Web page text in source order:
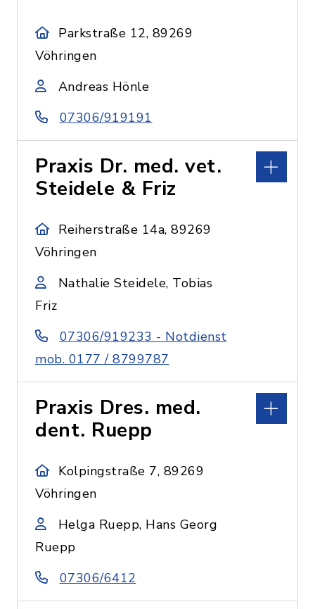
Parkstraße 12, 89269
Vöhringen
Andreas Hönle
07306/919191
Praxis Dr. med. vet.
Steidele & Friz
Reiherstraße 14a, 89269
Vöhringen
Nathalie Steidele, Tobias
Friz
07306/919233 - Notdienst
mob. 0177 / 8799787
Praxis Dres. med.
dent. Ruepp
Kolpingstraße 7, 89269
Vöhringen
Helga Ruepp, Hans Georg
Ruepp
07306/6412